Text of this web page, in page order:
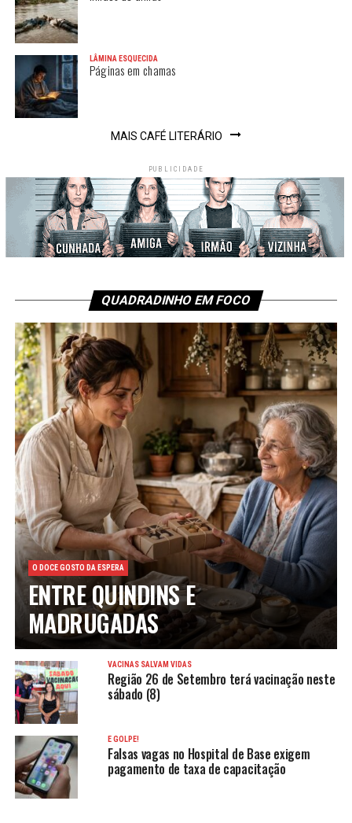
LÂMINA ESQUECIDA
Páginas em chamas
MAIS CAFÉ LITERÁRIO
PUBLICIDADE
QUADRADINHO EM FOCO
O DOCE GOSTO DA ESPERA
ENTRE QUINDINS E
MADRUGADAS
VACINAS SALVAM VIDAS
Região 26 de Setembro terá vacinação neste
sábado (8)
É GOLPE!
Falsas vagas no Hospital de Base exigem
pagamento de taxa de capacitação